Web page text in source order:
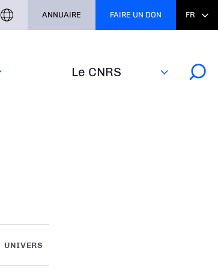
Le CNRS
ANNUAIRE FAIRE UN DON FR
UNIVERS